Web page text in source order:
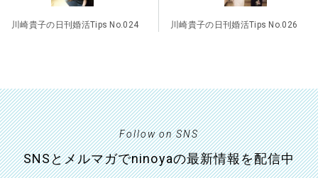
川崎貴子の日刊婚活Tips No.024 川崎貴子の日刊婚活Tips No.026
Follow on SNS
SNSとメルマガでninoyaの最新情報を配信中